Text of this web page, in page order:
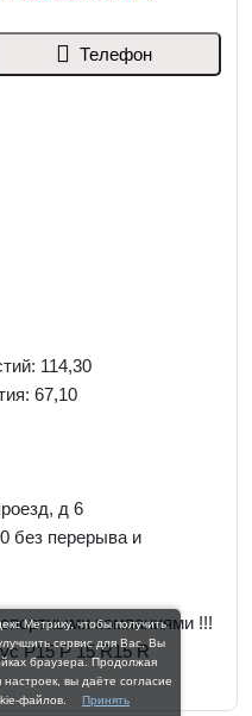
Телефон
114,30
67,10
д 6
без перерыва и
компаниями !!!
Р15 Р 15 R15 R
Метрику, чтобы получить
сервис для Вас. Вы
браузера. Продолжая
вы даёте согласие
файлов.
Принять